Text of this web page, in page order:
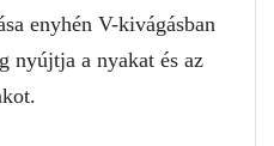
enyhén V-kivágásban
nyújtja a nyakat és az